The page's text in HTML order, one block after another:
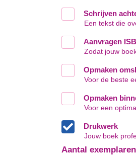
Schrijven
Een tekst die
Aanvragen
Zodat jouw
Opmaken
Voor de beste
Opmaken
Voor een
Drukwerk
Jouw boek
Aantal exemplaren